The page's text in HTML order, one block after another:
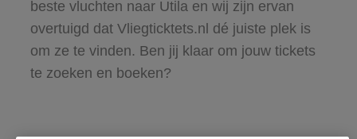
beste vluchten naar Utila en wij zijn ervan
overtuigd dat Vliegticktets.nl dé juiste plek is
om ze te vinden. Ben jij klaar om jouw tickets
te zoeken en boeken?